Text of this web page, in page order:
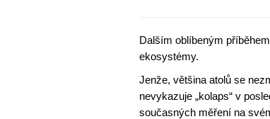
Dalším oblíbeným
ekosystémy.
Jenže, většina atolů se
nevykazuje „kolaps“ v
současných měření na